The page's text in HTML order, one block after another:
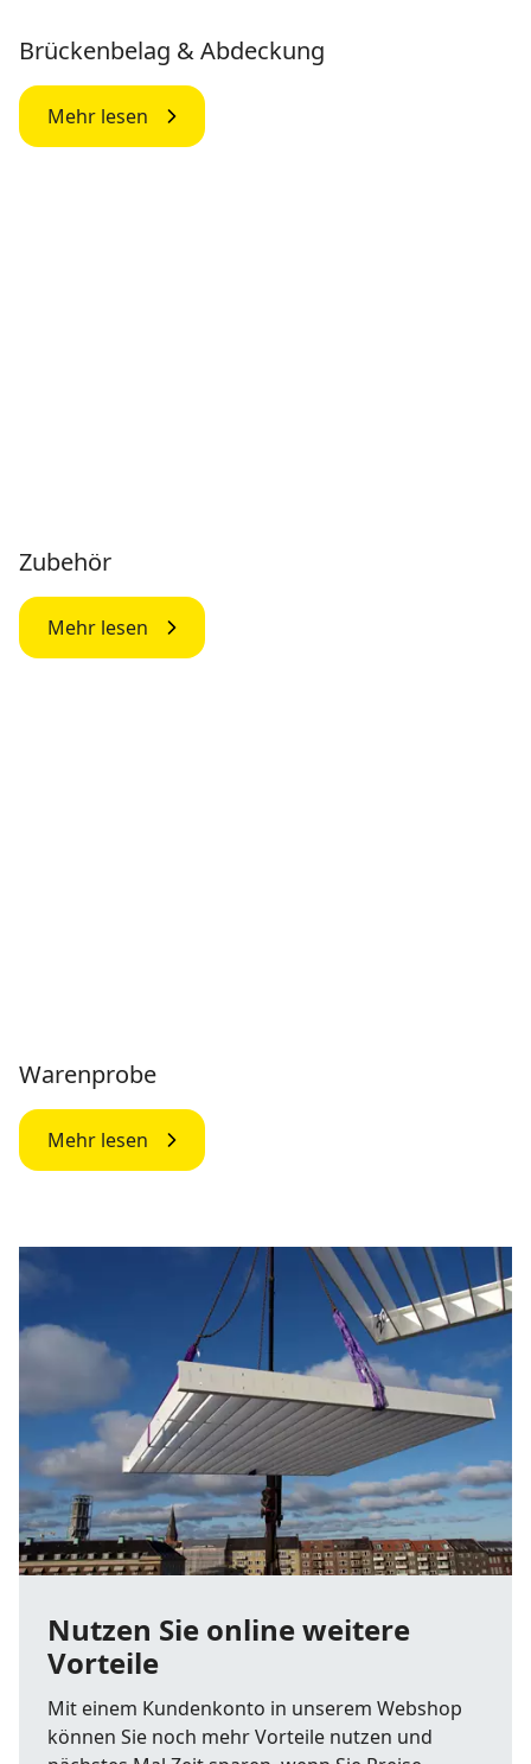
Brückenbelag & Abdeckung
Mehr lesen
Zubehör
Mehr lesen
Warenprobe
Mehr lesen
Nutzen Sie online weitere
Vorteile
Mit einem Kundenkonto in unserem Webshop
können Sie noch mehr Vorteile nutzen und